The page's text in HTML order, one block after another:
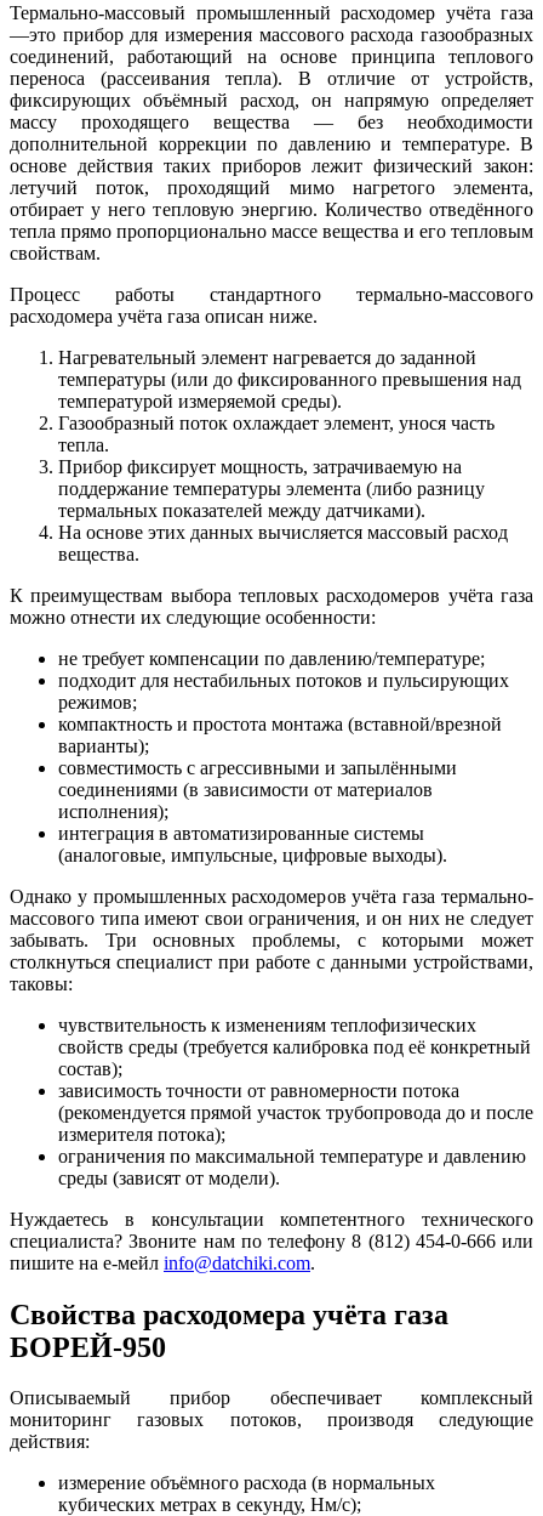
Термально-массовый промышленный расходомер учёта газа
—это прибор для измерения массового расхода газообразных
соединений, работающий на основе принципа теплового
переноса (рассеивания тепла). В отличие от устройств,
фиксирующих объёмный расход, он напрямую определяет
массу проходящего вещества — без необходимости
дополнительной коррекции по давлению и температуре. В
основе действия таких приборов лежит физический закон:
летучий поток, проходящий мимо нагретого элемента,
отбирает у него тепловую энергию. Количество отведённого
тепла прямо пропорционально массе вещества и его тепловым
свойствам.
Процесс работы стандартного термально-массового
расходомера учёта газа описан ниже.
Нагревательный элемент нагревается до заданной
температуры (или до фиксированного превышения над
температурой измеряемой среды).
Газообразный поток охлаждает элемент, унося часть
тепла.
Прибор фиксирует мощность, затрачиваемую на
поддержание температуры элемента (либо разницу
термальных показателей между датчиками).
На основе этих данных вычисляется массовый расход
вещества.
К преимуществам выбора тепловых расходомеров учёта газа
можно отнести их следующие особенности:
не требует компенсации по давлению/температуре;
подходит для нестабильных потоков и пульсирующих
режимов;
компактность и простота монтажа (вставной/врезной
варианты);
совместимость с агрессивными и запылёнными
соединениями (в зависимости от материалов
исполнения);
интеграция в автоматизированные системы
(аналоговые, импульсные, цифровые выходы).
Однако у промышленных расходомеров учёта газа термально-
массового типа имеют свои ограничения, и он них не следует
забывать. Три основных проблемы, с которыми может
столкнуться специалист при работе с данными устройствами,
таковы:
чувствительность к изменениям теплофизических
свойств среды (требуется калибровка под её конкретный
состав);
зависимость точности от равномерности потока
(рекомендуется прямой участок трубопровода до и после
измерителя потока);
ограничения по максимальной температуре и давлению
среды (зависят от модели).
Нуждаетесь в консультации компетентного технического
специалиста? Звоните нам по телефону 8 (812) 454-0-666 или
пишите на е-мейл info@datchiki.com.
Свойства расходомера учёта газа
БОРЕЙ-950
Описываемый прибор обеспечивает комплексный
мониторинг газовых потоков, производя следующие
действия:
измерение объёмного расхода (в нормальных
кубических метрах в секунду, Нм/с);